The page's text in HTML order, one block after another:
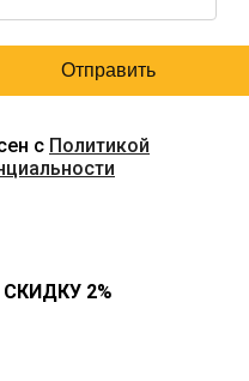
с Политикой
2%